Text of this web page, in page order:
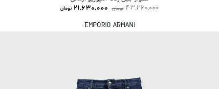
43,260,000 تومان 21,630,000 تومان
EMPORIO ARMANI